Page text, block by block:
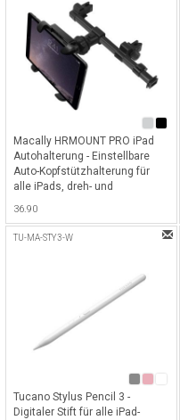
Macally HRMOUNT PRO iPad
Autohalterung - Einstellbare
Auto-Kopfstützhalterung für
alle iPads, dreh- und
36.90
TU-MA-STY3-W
Tucano Stylus Pencil 3 -
Digitaler Stift für alle iPad-